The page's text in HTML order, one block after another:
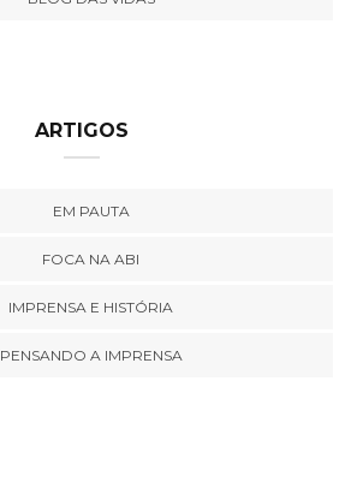
ARTIGOS
EM PAUTA
FOCA NA ABI
IMPRENSA E HISTÓRIA
PENSANDO A IMPRENSA